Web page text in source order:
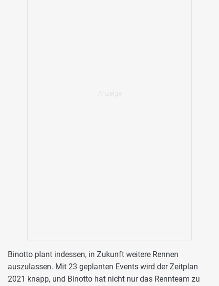
Binotto plant indessen, in Zukunft weitere Rennen
auszulassen. Mit 23 geplanten Events wird der Zeitplan
2021 knapp, und Binotto hat nicht nur das Rennteam zu